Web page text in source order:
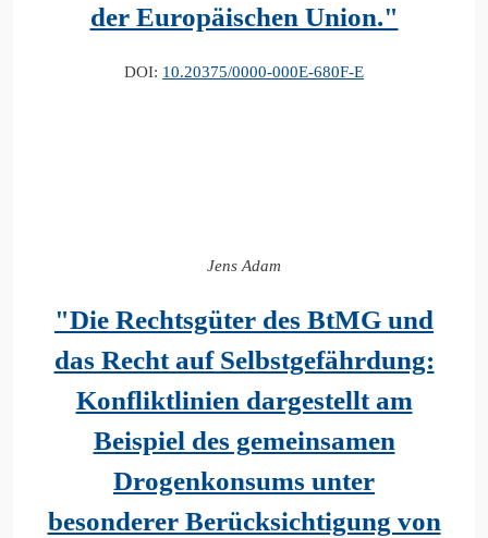
der Europäischen Union."
DOI: 10.20375/0000-000E-680F-E
Jens Adam
"Die Rechtsgüter des BtMG und
das Recht auf Selbstgefährdung:
Konfliktlinien dargestellt am
Beispiel des gemeinsamen
Drogenkonsums unter
besonderer Berücksichtigung von